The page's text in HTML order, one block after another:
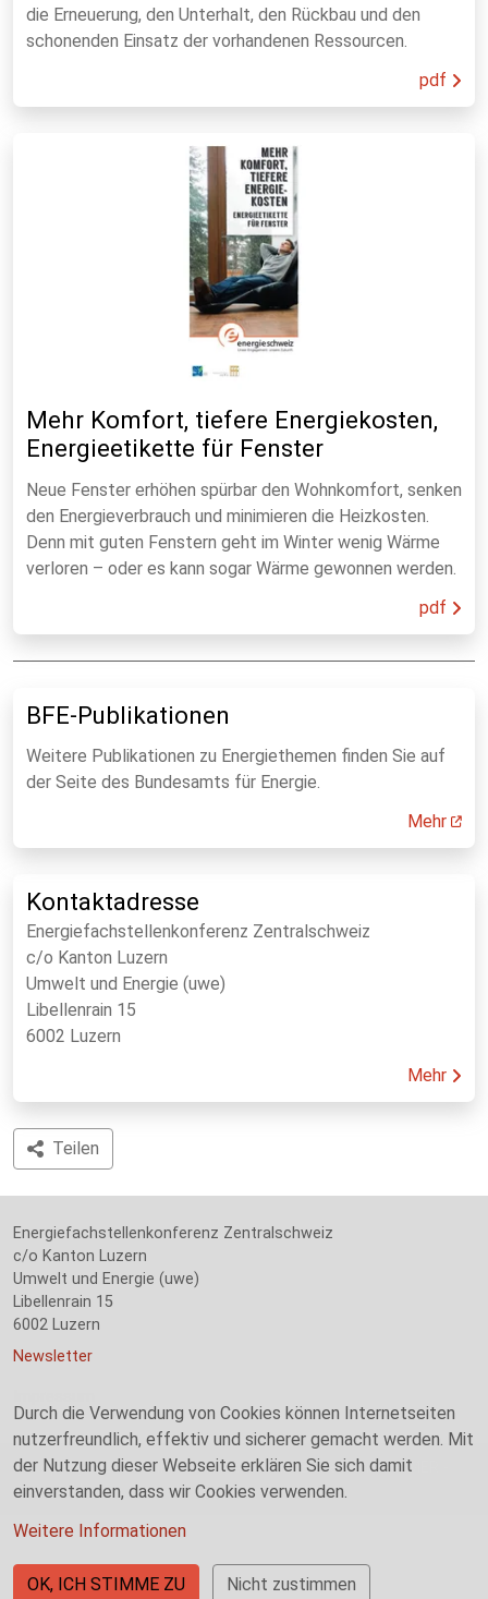
die Erneuerung, den Unterhalt, den Rückbau und den
schonenden Einsatz der vorhandenen Ressourcen.
pdf
Mehr Komfort, tiefere Energiekosten,
Energieetikette für Fenster
Neue Fenster erhöhen spürbar den Wohnkomfort, senken
den Energieverbrauch und minimieren die Heizkosten.
Denn mit guten Fenstern geht im Winter wenig Wärme
verloren – oder es kann sogar Wärme gewonnen werden.
pdf
BFE-Publikationen
Weitere Publikationen zu Energiethemen finden Sie auf
der Seite des Bundesamts für Energie.
Mehr
Kontaktadresse
Energiefachstellenkonferenz Zentralschweiz
c/o Kanton Luzern
Umwelt und Energie (uwe)
Libellenrain 15
6002 Luzern
Mehr
Teilen
Energiefachstellenkonferenz Zentralschweiz
c/o Kanton Luzern
Umwelt und Energie (uwe)
Libellenrain 15
6002 Luzern
Newsletter
©Copyright 2021 EnFK Zentralschweiz. Erstellt mit PRIMER -
powered byDrupal .
Durch die Verwendung von Cookies können Internetseiten
nutzerfreundlich, effektiv und sicherer gemacht werden. Mit
der Nutzung dieser Webseite erklären Sie sich damit
einverstanden, dass wir Cookies verwenden.
Weitere Informationen
OK, ICH STIMME ZU Nicht zustimmen